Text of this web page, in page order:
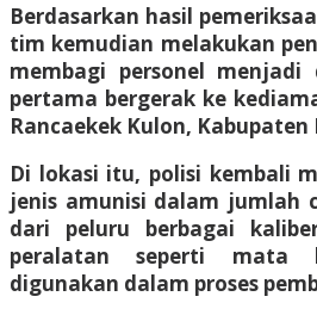
Berdasarkan hasil
tim kemudian melakukan
membagi personel
pertama bergerak ke
Rancaekek Kulon, Kabupaten
Di lokasi itu, polisi kembali
jenis amunisi dalam jumlah
dari peluru berbagai
peralatan seperti mata
digunakan dalam proses